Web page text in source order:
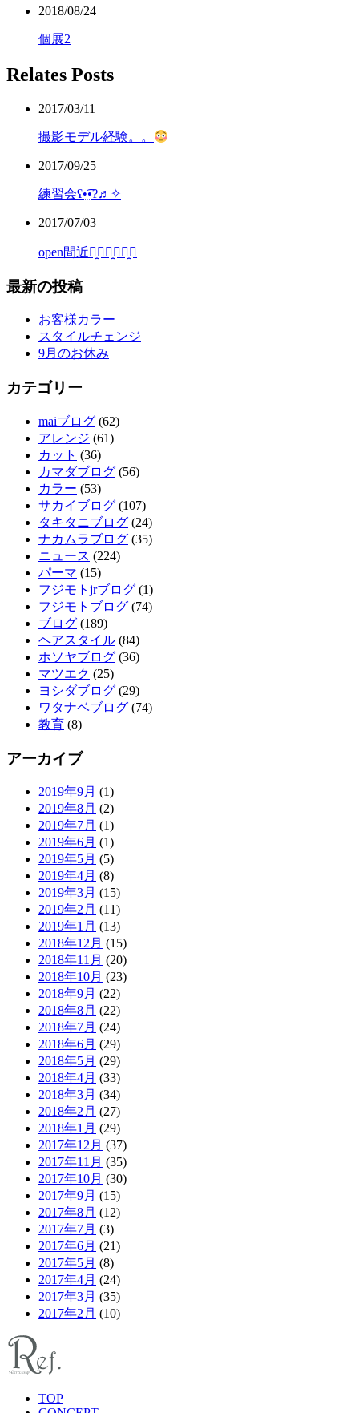
2018/08/24
個展2
Relates Posts
2017/03/11
撮影モデル経験。。
2017/09/25
練習会ʕ•̫͡•ʔ♬✧
2017/07/03
open間近⠒̫⃝⠒̫⃝⠒̫⃝
最新の投稿
お客様カラー
スタイルチェンジ
9月のお休み
カテゴリー
maiブログ (62)
アレンジ (61)
カット (36)
カマダブログ (56)
カラー (53)
サカイブログ (107)
タキタニブログ (24)
ナカムラブログ (35)
ニュース (224)
パーマ (15)
フジモトjrブログ (1)
フジモトブログ (74)
ブログ (189)
ヘアスタイル (84)
ホソヤブログ (36)
マツエク (25)
ヨシダブログ (29)
ワタナベブログ (74)
教育 (8)
アーカイブ
2019年9月 (1)
2019年8月 (2)
2019年7月 (1)
2019年6月 (1)
2019年5月 (5)
2019年4月 (8)
2019年3月 (15)
2019年2月 (11)
2019年1月 (13)
2018年12月 (15)
2018年11月 (20)
2018年10月 (23)
2018年9月 (22)
2018年8月 (22)
2018年7月 (24)
2018年6月 (29)
2018年5月 (29)
2018年4月 (33)
2018年3月 (34)
2018年2月 (27)
2018年1月 (29)
2017年12月 (37)
2017年11月 (35)
2017年10月 (30)
2017年9月 (15)
2017年8月 (12)
2017年7月 (3)
2017年6月 (21)
2017年5月 (8)
2017年4月 (24)
2017年3月 (35)
2017年2月 (10)
TOP